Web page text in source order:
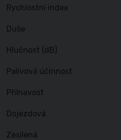
Rychlostní index
Duše
Hlučnost (dB)
Palivová účinnost
Přilnavost
Dojezdová
Zesílená